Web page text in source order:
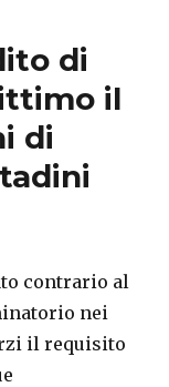
di
il
di
contrario al
nei
il requisito